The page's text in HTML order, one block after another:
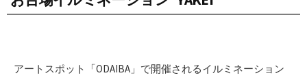
アートスポット「ODAIBA」で開催されるイルミネーション